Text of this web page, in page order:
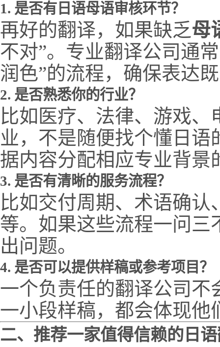
1. 是否有日语母语审核环节？
再好的翻译，如果缺乏母
不对”。专业翻译公司通
润色”的流程，确保表达
2. 是否熟悉你的行业？
比如医疗、法律、游戏
业，不是随便找个懂日
据内容分配相应专业背景
3. 是否有清晰的服务流程？
比如交付周期、术语确
等。如果这些流程一问三
出问题。
4. 是否可以提供样稿或参考项目？
一个负责任的翻译公司不
一小段样稿，都会体现他
二、推荐一家值得信赖的日